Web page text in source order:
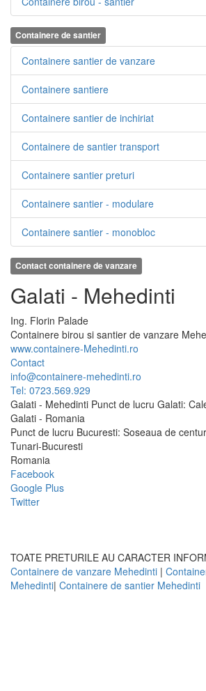
Containere de santier
Containere santier de vanzare
Containere santiere
Containere santier de inchiriat
Containere de santier transport
Containere santier preturi
Containere santier - modulare
Containere santier - monobloc
Contact containere de vanzare
Galati - Mehedinti
Ing. Florin Palade
Containere birou si santier de vanzare
www.containere-Mehedinti.ro
Contact
info@containere-mehedinti.ro
Tel: 0723.569.929
Galati - Mehedinti Punct de lucru Galati:
Galati - Romania
Punct de lucru Bucuresti: Soseaua de
Tunari-Bucuresti
Romania
Facebook
Google Plus
Twitter
TOATE PRETURILE AU CARACTER
Containere de vanzare Mehedinti |
Mehedinti| Containere de santier Mehedinti